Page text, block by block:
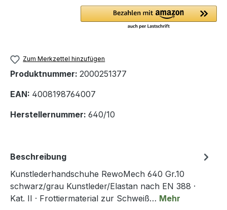
Zum Merkzettel hinzufügen
Produktnummer: 2000251377
EAN: 4008198764007
Herstellernummer: 640/10
Beschreibung
Kunstlederhandschuhe RewoMech 640 Gr.10
schwarz/grau Kunstleder/Elastan nach EN 388 ·
Kat. II · Frottiermaterial zur Schweiß… Mehr